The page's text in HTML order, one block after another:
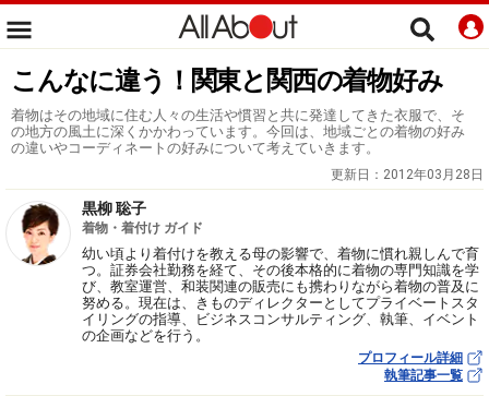
こんなに違う！関東と関西の着物好み
着物はその地域に住む人々の生活や慣習と共に発達してきた衣服で、そ
の地方の風土に深くかかわっています。今回は、地域ごとの着物の好み
の違いやコーディネートの好みについて考えていきます。
更新日： 2012年03月28日
黒柳 聡子
着物・着付け ガイド
幼い頃より着付けを教える母の影響で、着物に慣れ親しんで育
つ。証券会社勤務を経て、その後本格的に着物の専門知識を学
び、教室運営、和装関連の販売にも携わりながら着物の普及に
努める。現在は、きものディレクターとしてプライベートスタ
イリングの指導、ビジネスコンサルティング、執筆、イベント
の企画などを行う。
プロフィール詳細
執筆記事一覧